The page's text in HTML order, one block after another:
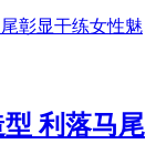
利落马尾